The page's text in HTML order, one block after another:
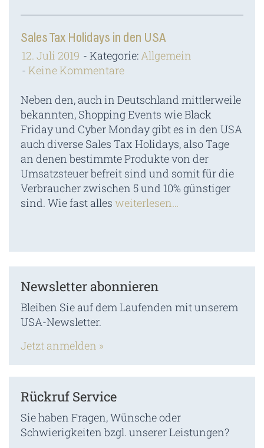
Sales Tax Holidays in den USA
12. Juli 2019 Kategorie:Allgemein
Keine Kommentare
Neben den, auch in Deutschland mittlerweile
bekannten, Shopping Events wie Black
Friday und Cyber Monday gibt es in den USA
auch diverse Sales Tax Holidays, also Tage
an denen bestimmte Produkte von der
Umsatzsteuer befreit sind und somit für die
Verbraucher zwischen 5 und 10% günstiger
sind. Wie fast alles weiterlesen…
Newsletter abonnieren
Bleiben Sie auf dem Laufenden mit unserem
USA-Newsletter.
Jetzt anmelden »
Rückruf Service
Sie haben Fragen, Wünsche oder
Schwierigkeiten bzgl. unserer Leistungen?